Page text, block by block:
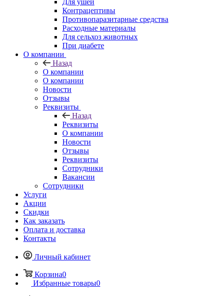
Для ушей
Контрацептивы
Противопаразитарные средства
Расходные материалы
Для сельхоз животных
При диабете
О компании
Назад
О компании
О компании
Новости
Отзывы
Реквизиты
Назад
Реквизиты
О компании
Новости
Отзывы
Реквизиты
Сотрудники
Вакансии
Сотрудники
Услуги
Акции
Скидки
Как заказать
Оплата и доставка
Контакты
Личный кабинет
Корзина0
Избранные товары0